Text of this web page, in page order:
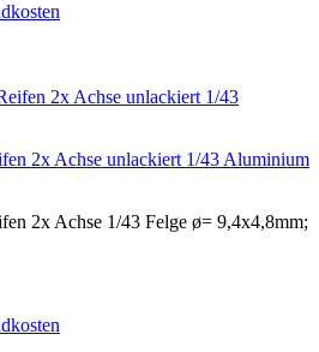
2x Achse unlackiert 1/43 Aluminium
2x Achse 1/43 Felge ø= 9,4x4,8mm;